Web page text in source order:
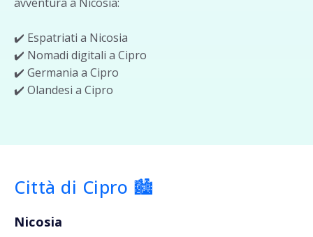
✔️ Espatriati a Nicosia
✔️ Nomadi digitali a Cipro
✔️ Germania a Cipro
✔️ Olandesi a Cipro
Città di Cipro 🏙️
Nicosia